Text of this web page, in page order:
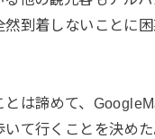
然到着しないことに
とは諦めて、
いて行くことを決め